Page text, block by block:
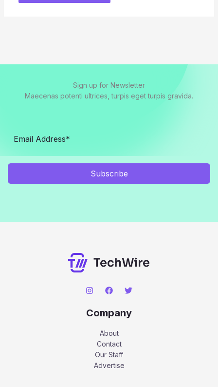
Sign up for Newsletter
Maecenas potenti ultrices, turpis eget turpis gravida.
Subscribe
Company
About
Contact
Our Staff
Advertise